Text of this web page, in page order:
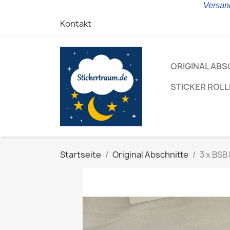
Kontakt
ORIGINAL
STICKER
Startseite Original Abschnitte 3 x